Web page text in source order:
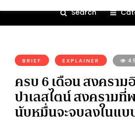
Search
BRIEF EXPLAINER
ครบ 6 เดือน สงคราม
ปาเลสไตน์ สงคราม
นับหมื่นจะจบลงในแบ